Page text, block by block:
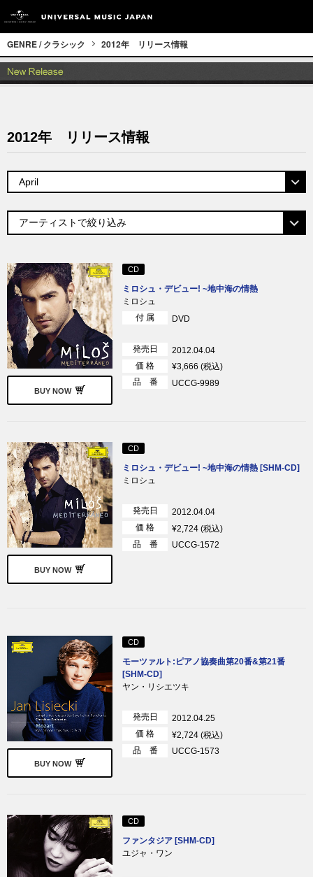
GENRE / クラシック 2012年 リリース情報
2012年 リリース情報
BUY NOW
CD
ミロシュ・デビュー! ~地中海の情熱
ミロシュ
付 属
DVD
発売日
2012.04.04
価 格
¥3,666 (税込)
品 番
UCCG-9989
BUY NOW
CD
ミロシュ・デビュー! ~地中海の情熱 [SHM-CD]
ミロシュ
発売日
2012.04.04
価 格
¥2,724 (税込)
品 番
UCCG-1572
BUY NOW
CD
モーツァルト:ピアノ協奏曲第20番&第21番
[SHM-CD]
ヤン・リシエツキ
発売日
2012.04.25
価 格
¥2,724 (税込)
品 番
UCCG-1573
CD
ファンタジア [SHM-CD]
ユジャ・ワン